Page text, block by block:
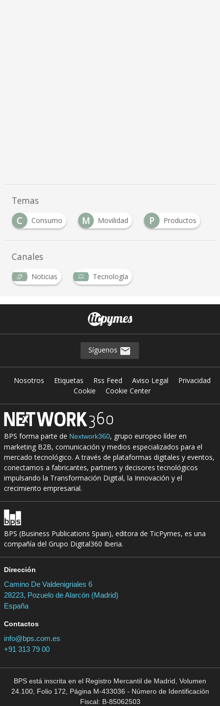
Temas
C
Consumo M Movilidad P Productos
Canales
Noticias Tecnología
Síguenos
Nosotros Etiquetas Rss Feed Aviso Legal
Privacidad
Cookie
Cookie Center
BPS forma parte de Nextwork360, grupo europeo líder en
marketing B2B, comunicación y medios especializados para el
mercado tecnológico. A través de plataformas digitales y eventos,
conectamos a fabricantes, partners y decisores tecnológicos
impulsando la Transformación Digital, la Innovación y el
crecimiento empresarial.
BPS (Business Publications Spain), editora de TicPymes, es una
compañía del Grupo Digital360 Iberia.
Dirección
Camino De Valdenigriales 6
28223, Pozuelo de Alarcón (Madrid)
España
Contactos
info@bps.com.es
+91 313 79 00
BPS está inscrita en el Registro Mercantil de Madrid, Volumen
24.100, Folio 172, Página M-433036 - Número de Identificación
Fiscal: B-85062503